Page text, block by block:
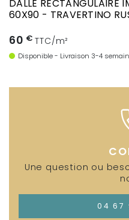
DALLE RECTANGULAIRE
60X90 - TRAVERTINO
60 € TTC/m²
Disponible - Livraison 3-4
Une question ou
04 67